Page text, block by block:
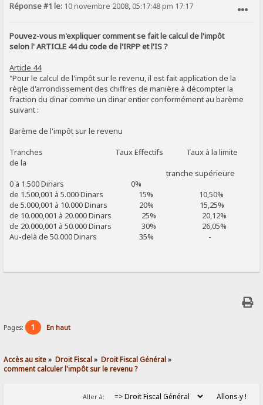
Réponse #1 le: 10 novembre 2008, 05:17:48 pm 17:17
Pouvez-vous m'expliquer comment se fait le calcul de l'impôt
selon l' ARTICLE 44 du code de l'IRPP et l'IS ?
Article 44
"Pour le calcul de l'impôt sur le revenu, il est fait application de la
règle d'arrondissement des chiffres de manière à décompter la
fraction du dinar comme un dinar entier conformément au barème
suivant :
Barème de l'impôt sur le revenu
Tranches Taux Effectifs Taux à la limite
de la
tranche supérieure
0 à 1.500 Dinars 0%
de 1.500,001 à 5.000 Dinars 15% 10,50%
de 5.000,001 à 10.000 Dinars 20% 15,25%
de 10.000,001 à 20.000 Dinars 25% 20,12%
de 20.000,001 à 50.000 Dinars 30% 26,05%
Au-delà de 50.000 Dinars 35% -
Pages: 1 En haut
Accès au site» Droit Fiscal» Droit Fiscal Général»
comment calculer l'impôt sur le revenu ?
Aller à: